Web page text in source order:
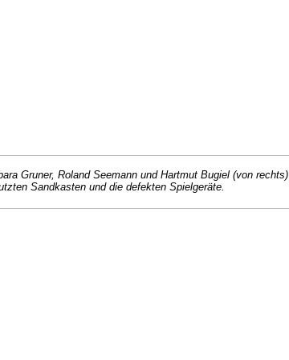
Gruner, Roland Seemann und Hartmut Bugiel (von
Sandkasten und die defekten Spielgeräte.